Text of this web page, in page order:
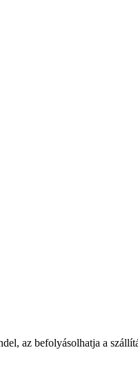
az befolyásolhatja a